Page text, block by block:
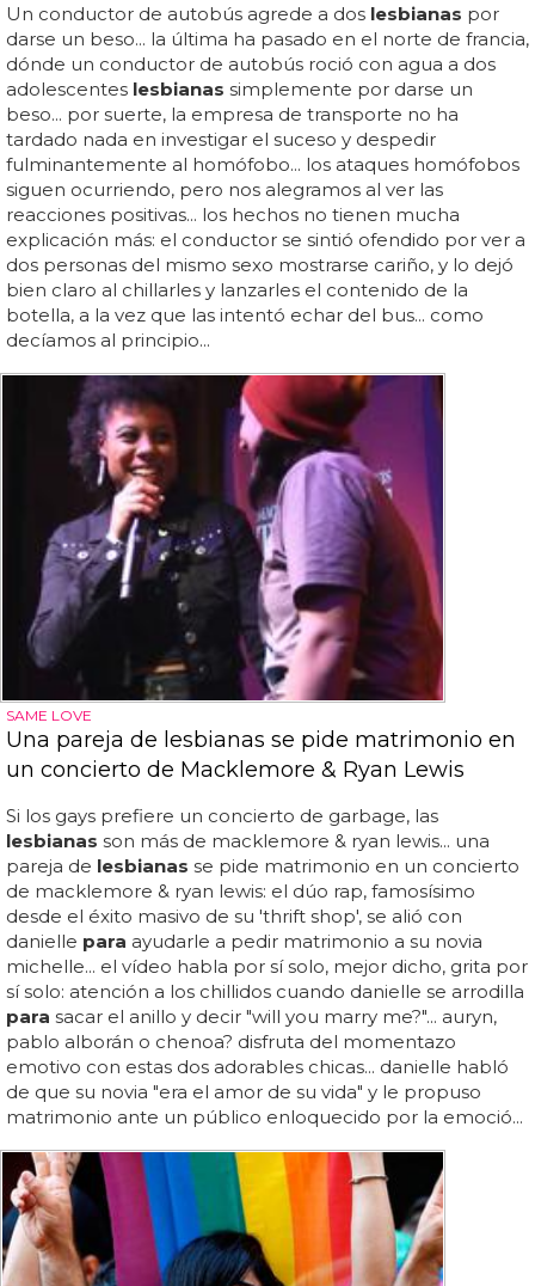
Un conductor de autobús agrede a dos lesbianas por
darse un beso... la última ha pasado en el norte de francia,
dónde un conductor de autobús roció con agua a dos
adolescentes lesbianas simplemente por darse un
beso... por suerte, la empresa de transporte no ha
tardado nada en investigar el suceso y despedir
fulminantemente al homófobo... los ataques homófobos
siguen ocurriendo, pero nos alegramos al ver las
reacciones positivas... los hechos no tienen mucha
explicación más: el conductor se sintió ofendido por ver a
dos personas del mismo sexo mostrarse cariño, y lo dejó
bien claro al chillarles y lanzarles el contenido de la
botella, a la vez que las intentó echar del bus... como
decíamos al principio...
SAME LOVE
Una pareja de lesbianas se pide matrimonio en
un concierto de Macklemore & Ryan Lewis
Si los gays prefiere un concierto de garbage, las
lesbianas son más de macklemore & ryan lewis... una
pareja de lesbianas se pide matrimonio en un concierto
de macklemore & ryan lewis: el dúo rap, famosísimo
desde el éxito masivo de su 'thrift shop', se alió con
danielle para ayudarle a pedir matrimonio a su novia
michelle... el vídeo habla por sí solo, mejor dicho, grita por
sí solo: atención a los chillidos cuando danielle se arrodilla
para sacar el anillo y decir "will you marry me?"... auryn,
pablo alborán o chenoa? disfruta del momentazo
emotivo con estas dos adorables chicas... danielle habló
de que su novia "era el amor de su vida" y le propuso
matrimonio ante un público enloquecido por la emoció...